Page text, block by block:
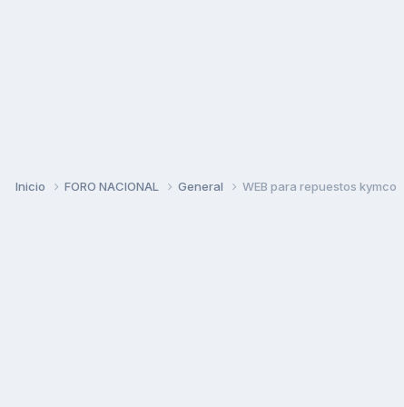
Inicio FORO NACIONAL General WEB para repuestos kymco